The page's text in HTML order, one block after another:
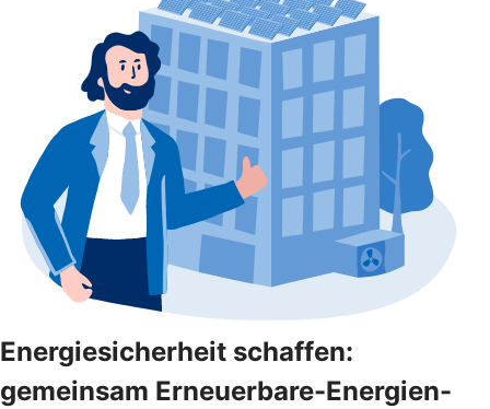
Energiesicherheit schaffen:
gemeinsam Erneuerbare-Energien-